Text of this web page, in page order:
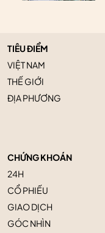
TIÊU ĐIỂM
VIỆT NAM
THẾ GIỚI
ĐỊA PHƯƠNG
CHỨNG KHOÁN
24H
CỔ PHIẾU
GIAO DỊCH
GÓC NHÌN